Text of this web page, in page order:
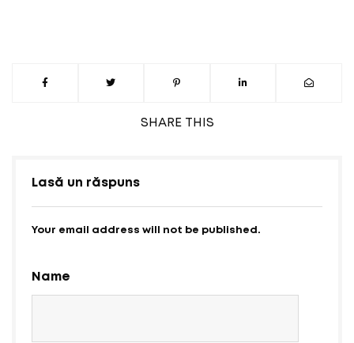
SHARE THIS
Lasă un răspuns
Your email address will not be published.
Name